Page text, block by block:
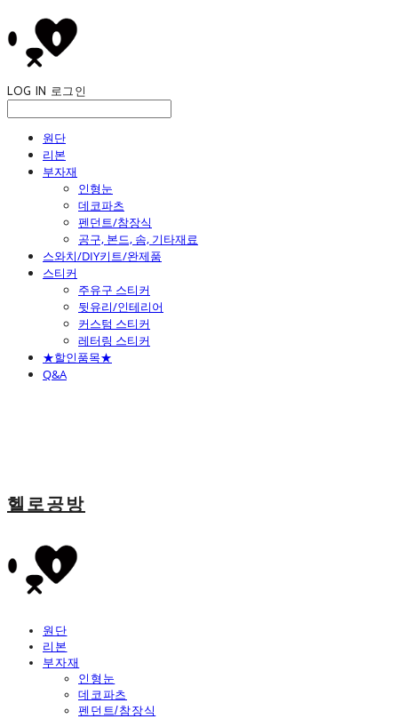
LOG IN 로그인
원단
리본
부자재
인형눈
데코파츠
펜던트/참장식
공구, 본드, 솜, 기타재료
스와치/DIY키트/완제품
스티커
주유구 스티커
뒷유리/인테리어
커스텀 스티커
레터링 스티커
★할인품목★
Q&A
헬로공방
원단
리본
부자재
인형눈
데코파츠
펜던트/참장식